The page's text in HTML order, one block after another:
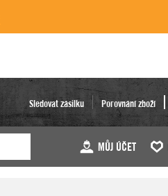
Sledovat zásilku Porovnání zboží
MŮJ ÚČET